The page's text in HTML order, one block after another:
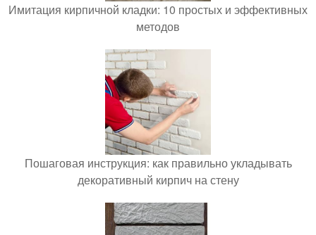
Имитация кирпичной кладки: 10 простых и эффективных
методов
Пошаговая инструкция: как правильно укладывать
декоративный кирпич на стену